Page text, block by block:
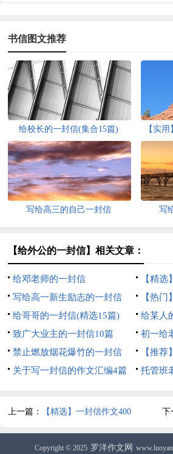
书信图文推荐
给校长的一封信(集合15篇)
【实
写给高三的自己一封信 写
【给外公的一封信】相关文章：
给邓老师的一封信
【精
篇
写给高一新生励志的一封信
800字（精选5篇）
【热
给哥哥的一封信(精选15篇)
给某人
致广大业主的一封信10篇
初一给
禁止燃放烟花爆竹的一封信
【推
关于写一封信的作文汇编4篇
托管班
上一篇： 【精选】一封信作文400
字集锦九篇
下
Copyright © 2025 罗洋作文网